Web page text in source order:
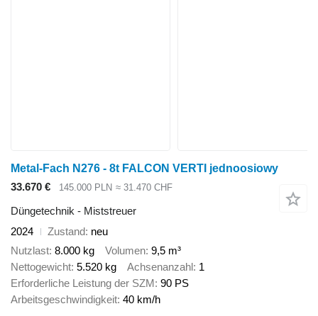
Metal-Fach N276 - 8t FALCON VERTI jednoosiowy
33.670 €
145.000 PLN ≈ 31.470 CHF
Düngetechnik - Miststreuer
2024
Zustand neu
Nutzlast 8.000 kg Volumen 9,5 m³
Nettogewicht 5.520 kg Achsenanzahl 1
Erforderliche Leistung der SZM 90 PS
Arbeitsgeschwindigkeit 40 km/h